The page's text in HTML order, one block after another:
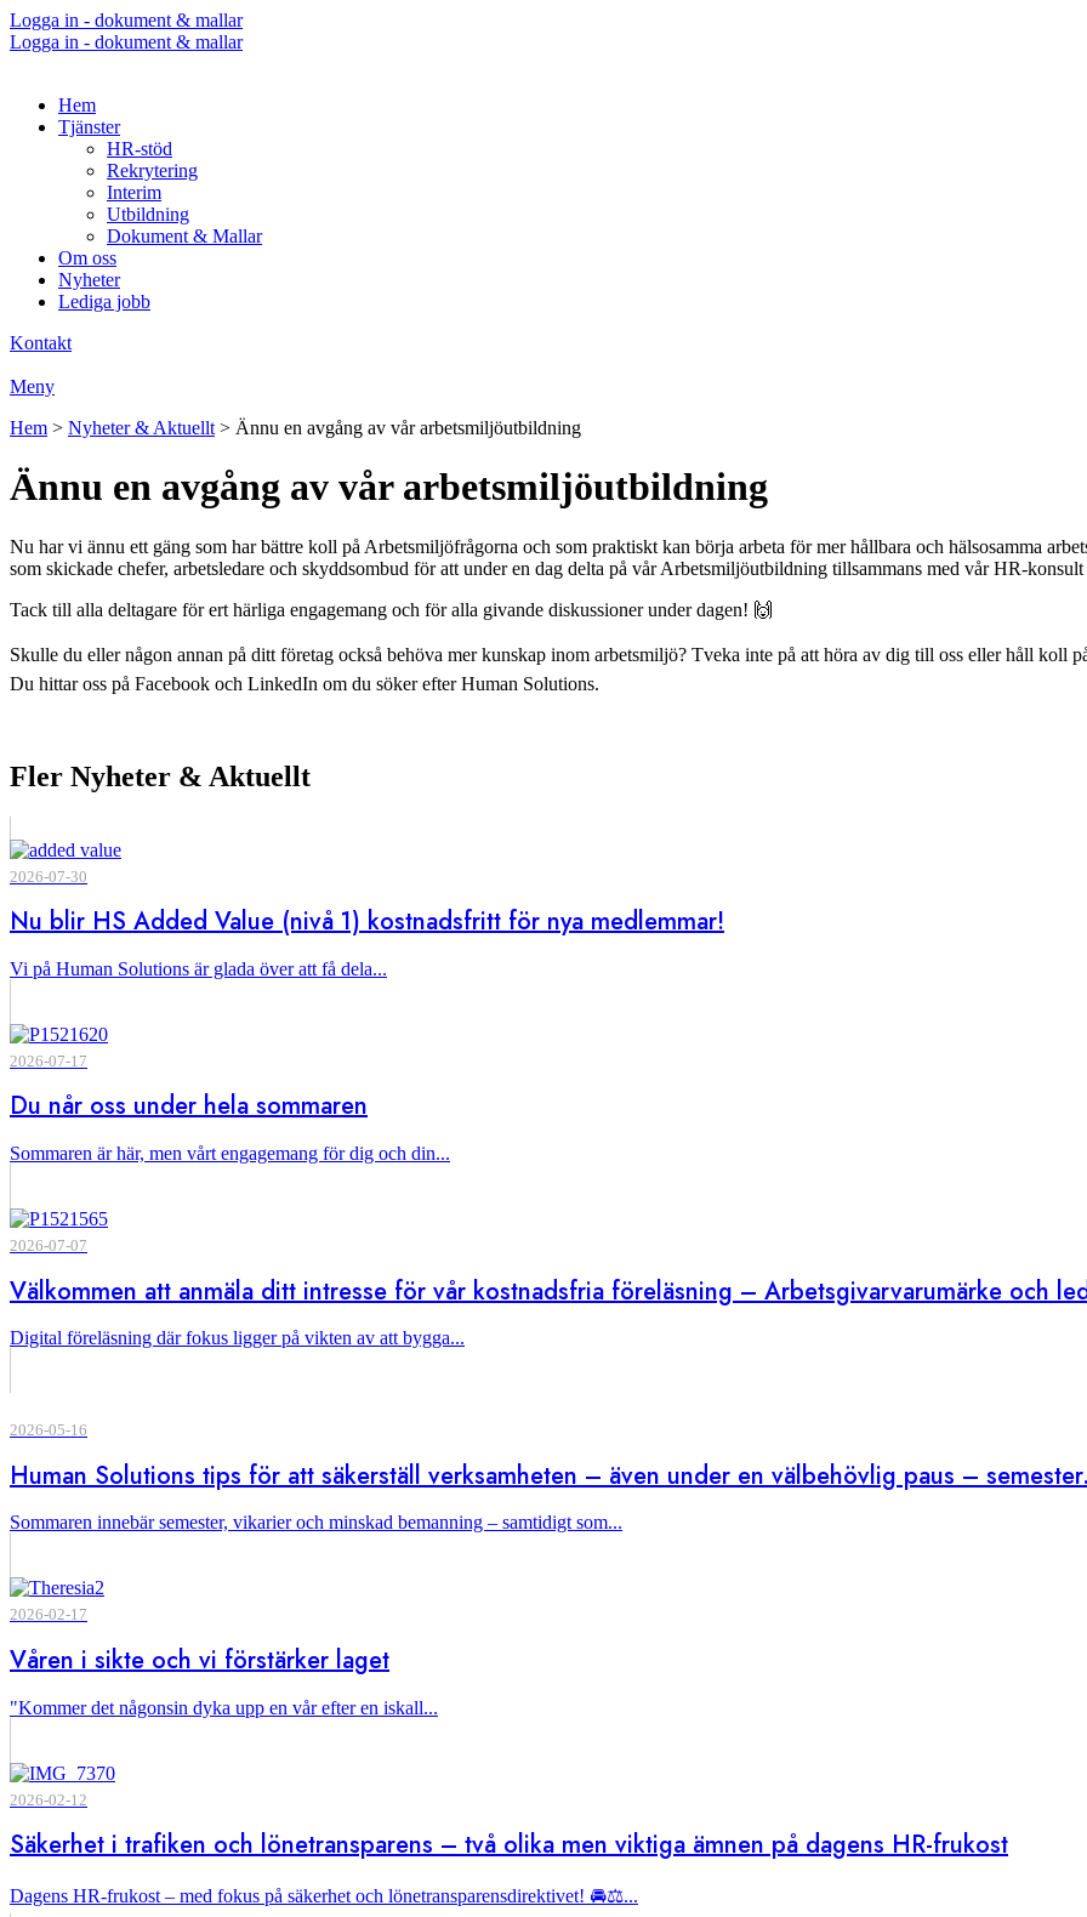
Logga in - dokument & mallar
Logga in - dokument & mallar
Hem
Tjänster
HR-stöd
Rekrytering
Interim
Utbildning
Dokument & Mallar
Om oss
Nyheter
Lediga jobb
Kontakt
Meny
Hem > Nyheter & Aktuellt > Ännu en avgång av vår arbetsmiljöutbildning
Ännu en avgång av vår arbetsmiljöutbildning
Nu har vi ännu ett gäng som har bättre koll på Arbetsmiljöfrågorna och som praktiskt kan börja arbeta för mer hållbara och hälsosamma
som skickade chefer, arbetsledare och skyddsombud för att under en dag delta på vår Arbetsmiljöutbildning tillsammans med vår HR-konsult
Tack till alla deltagare för ert härliga engagemang och för alla givande diskussioner under dagen! 🙌
Skulle du eller någon annan på ditt företag också behöva mer kunskap inom arbetsmiljö? Tveka inte på att höra av dig till oss eller håll koll
Du hittar oss på Facebook och LinkedIn om du söker efter Human Solutions.
Fler Nyheter & Aktuellt
2026-07-30
Nu blir HS Added Value (nivå 1) kostnadsfritt för nya medlemmar!
Vi på Human Solutions är glada över att få dela...
2026-07-17
Du når oss under hela sommaren
Sommaren är här, men vårt engagemang för dig och din...
2026-07-07
Välkommen att anmäla ditt intresse för vår kostnadsfria föreläsning – Arbetsgivarvarumärke och
Digital föreläsning där fokus ligger på vikten av att bygga...
2026-05-16
Human Solutions tips för att säkerställ verksamheten – även under en välbehövlig paus –
Sommaren innebär semester, vikarier och minskad bemanning – samtidigt som...
2026-02-17
Våren i sikte och vi förstärker laget
"Kommer det någonsin dyka upp en vår efter en iskall...
2026-02-12
Säkerhet i trafiken och lönetransparens – två olika men viktiga ämnen på dagens HR-frukost
Dagens HR-frukost – med fokus på säkerhet och lönetransparensdirektivet! 🚘⚖️...